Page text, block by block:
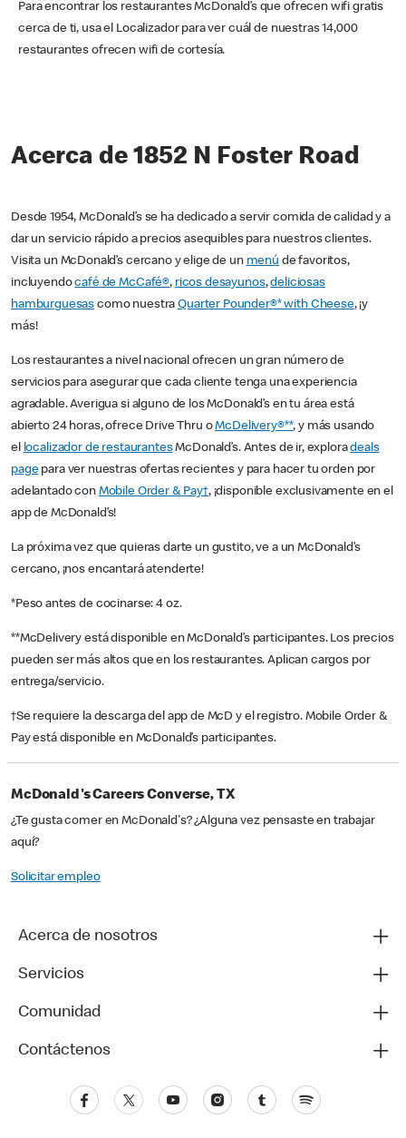
Para encontrar los restaurantes McDonald’s que ofrecen wifi gratis
cerca de ti, usa el Localizador para ver cuál de nuestras 14,000
restaurantes ofrecen wifi de cortesía.
Acerca de 1852 N Foster Road
Desde 1954, McDonald’s se ha dedicado a servir comida de calidad y a
dar un servicio rápido a precios asequibles para nuestros clientes.
Visita un McDonald’s cercano y elige de un menú de favoritos,
incluyendocafé de McCafé®, ricos desayunos,deliciosas
hamburguesas como nuestraQuarter Pounder®* with Cheese, ¡y
más!
Los restaurantes a nivel nacional ofrecen un gran número de
servicios para asegurar que cada cliente tenga una experiencia
agradable. Averigua si alguno de los McDonald’s en tu área está
abierto 24 horas, ofrece Drive Thru oMcDelivery®**, y más usando
el localizador de restaurantesMcDonald’s. Antes de ir, exploradeals
pagepara ver nuestras ofertas recientes y para hacer tu orden por
adelantado con Mobile Order & Pay†, ¡disponible exclusivamente en el
app de McDonald’s!
La próxima vez que quieras darte un gustito, ve a un McDonald’s
cercano, ¡nos encantará atenderte!
*Peso antes de cocinarse: 4 oz.
**McDelivery está disponible en McDonald’s participantes. Los precios
pueden ser más altos que en los restaurantes. Aplican cargos por
entrega/servicio.
†Se requiere la descarga del app de McD y el registro. Mobile Order &
Pay está disponible en McDonald’s participantes.
McDonald's Careers Converse, TX
¿Te gusta comer en McDonald's? ¿Alguna vez pensaste en trabajar
aquí?
Solicitar empleo
Acerca de nosotros
Servicios
Comunidad
Contáctenos